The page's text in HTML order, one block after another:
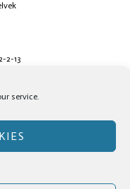
service.
2-13
Mezek.hu